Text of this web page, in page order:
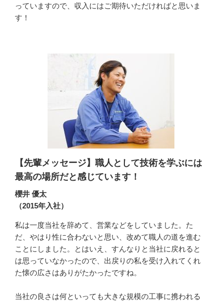
っていますので、収入にはご期待いただければと思いま
す！
【先輩メッセージ】職人として技術を学ぶには
最高の場所だと感じています！
櫻井 優太
（2015年入社）
私は一度当社を辞めて、営業などをしていました。た
だ、やはり性に合わないと思い、改めて職人の道を進む
ことにしました。とはいえ、すんなりと当社に戻れると
は思っていなかったので、出戻りの私を受け入れてくれ
た懐の広さはありがたかったですね。
当社の良さは何といっても大きな規模の工事に携われる